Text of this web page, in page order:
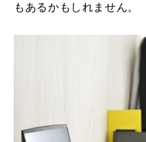
もあるかもしれません。